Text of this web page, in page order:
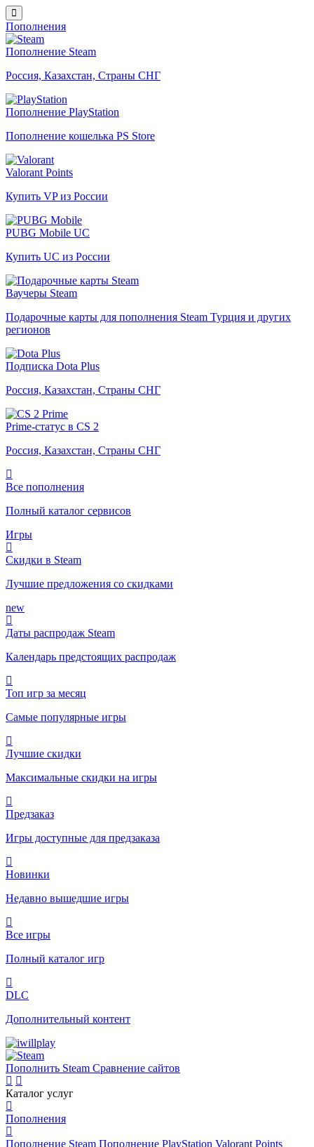
Пополнения
Пополнение Steam
Россия, Казахстан, Страны СНГ
Пополнение PlayStation
Пополнение кошелька PS Store
Valorant Points
Купить VP из России
PUBG Mobile UC
Купить UC из России
Ваучеры Steam
Подарочные карты для пополнения Steam Турция и других
регионов
Подписка Dota Plus
Россия, Казахстан, Страны СНГ
Prime-статус в CS 2
Россия, Казахстан, Страны СНГ
Все пополнения
Полный каталог сервисов
Игры
Скидки в Steam
Лучшие предложения со скидками
new
Даты распродаж Steam
Календарь предстоящих распродаж
Топ игр за месяц
Самые популярные игры
Лучшие скидки
Максимальные скидки на игры
Предзаказ
Игры доступные для предзаказа
Новинки
Недавно вышедшие игры
Все игры
Полный каталог игр
DLC
Дополнительный контент
Пополнить Steam Сравнение сайтов
Каталог услуг
Пополнения
Пополнение Steam Пополнение PlayStation Valorant Points